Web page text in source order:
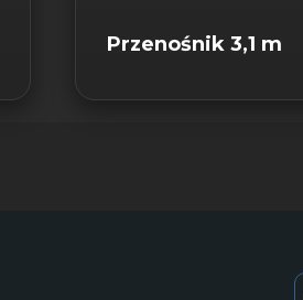
Przenośnik 3,1 m